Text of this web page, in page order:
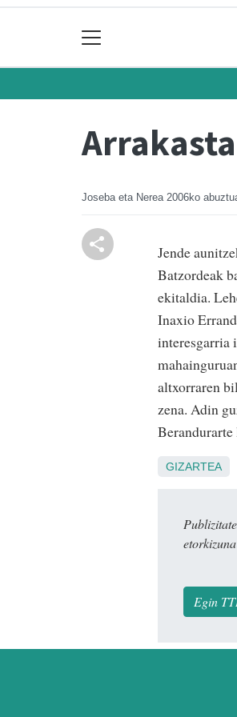
Joseba eta Nerea 2006ko
Jende
Batzordeak
ekitaldia.
Inaxio
interesgarria
altxorraren
zena. Adin
Berandurarte
GIZARTEA
Egin